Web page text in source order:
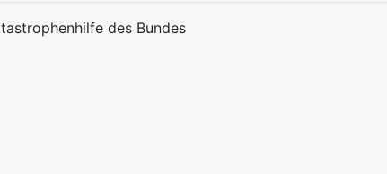
des Bundes